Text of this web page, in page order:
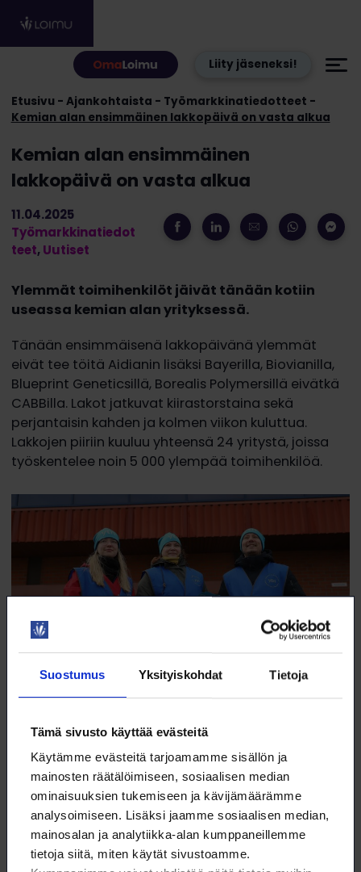
Suostumus Yksityiskohdat Tietoja
Tämä sivusto käyttää evästeitä
Käytämme evästeitä tarjoamamme sisällön ja
mainosten räätälöimiseen, sosiaalisen median
ominaisuuksien tukemiseen ja kävijämäärämme
analysoimiseen. Lisäksi jaamme sosiaalisen median,
mainosalan ja analytiikka-alan kumppaneillemme
tietoja siitä, miten käytät sivustoamme.
Liity jäseneksi!
Etusivu Ajankohtaista
Työmarkkinatiedotteet
Kemian alan ensimmäinen lakkopäivä on vasta alkua
Kemian alan ensimmäinen
lakkopäivä on vasta alkua
11.04.2025
Työmarkkinatiedot
teet,Uutiset
Ylemmät toimihenkilöt jäivät tänään kotiin
useassa kemian alan yrityksessä.
Tänään ensimmäisenä lakkopäivänä ylemmät
eivät tee töitä Aidianin lisäksi Bayerilla, Biovianilla,
Blueprint Geneticsillä, Borealis Polymersillä eivätkä
CABBilla. Lakot jatkuvat kiirastorstaina sekä
perjantaisin kahden ja kolmen viikon kuluttua.
Lakkojen piiriin kuuluu yhteensä 24 yritystä, joissa
työskentelee noin 5 000 ylempää toimihenkilöä.
päivystivät Aidianin ovella.
Lue koko juttuKemian ensimmäinen lakkopäivä
tähdensi sopimisen tärkeyttä YTN:n verkkosivuilta.